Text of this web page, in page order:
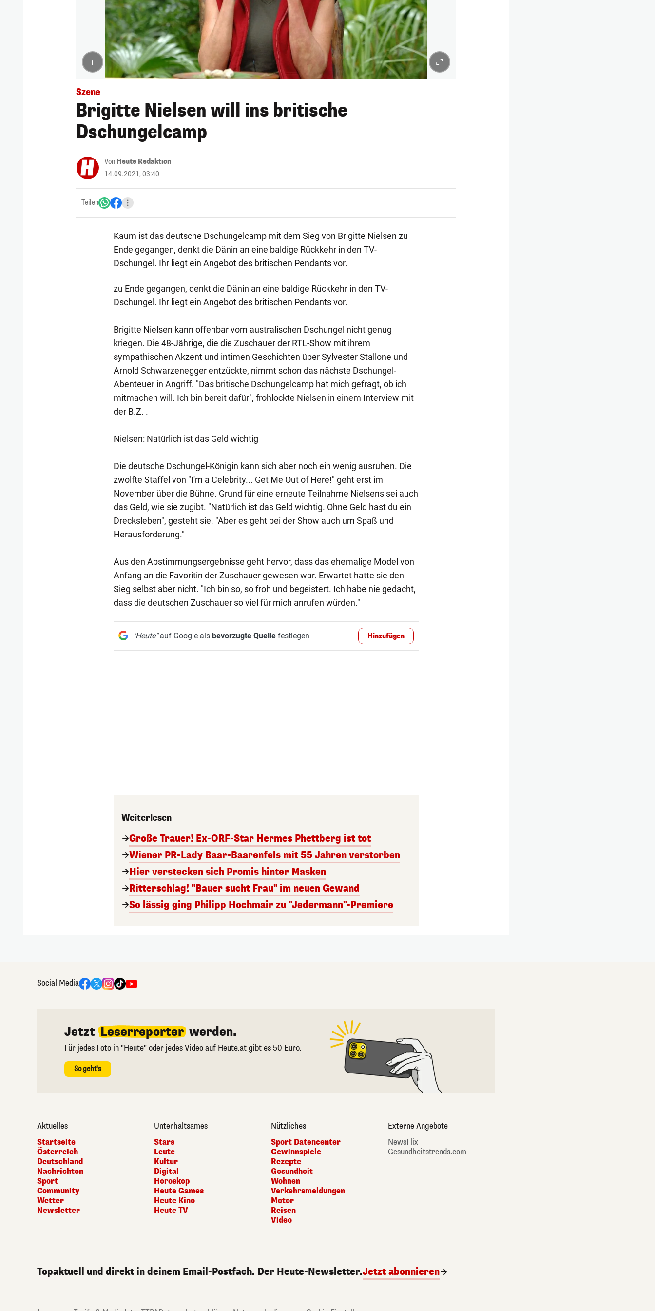
i
Szene
Brigitte Nielsen will ins britische
Dschungelcamp
Von Heute Redaktion
14.09.2021, 03:40
Teilen
Kaum ist das deutsche Dschungelcamp mit dem Sieg von Brigitte Nielsen zu
Ende gegangen, denkt die Dänin an eine baldige Rückkehr in den TV-
Dschungel. Ihr liegt ein Angebot des britischen Pendants vor.
zu Ende gegangen, denkt die Dänin an eine baldige Rückkehr in den TV-
Dschungel. Ihr liegt ein Angebot des britischen Pendants vor.
Brigitte Nielsen kann offenbar vom australischen Dschungel nicht genug
kriegen. Die 48-Jährige, die die Zuschauer der RTL-Show mit ihrem
sympathischen Akzent und intimen Geschichten über Sylvester Stallone und
Arnold Schwarzenegger entzückte, nimmt schon das nächste Dschungel-
Abenteuer in Angriff. "Das britische Dschungelcamp hat mich gefragt, ob ich
mitmachen will. Ich bin bereit dafür", frohlockte Nielsen in einem Interview mit
der B.Z. .
Nielsen: Natürlich ist das Geld wichtig
Die deutsche Dschungel-Königin kann sich aber noch ein wenig ausruhen. Die
zwölfte Staffel von "I'm a Celebrity... Get Me Out of Here!" geht erst im
November über die Bühne. Grund für eine erneute Teilnahme Nielsens sei auch
das Geld, wie sie zugibt. "Natürlich ist das Geld wichtig. Ohne Geld hast du ein
Drecksleben", gesteht sie. "Aber es geht bei der Show auch um Spaß und
Herausforderung."
Aus den Abstimmungsergebnisse geht hervor, dass das ehemalige Model von
Anfang an die Favoritin der Zuschauer gewesen war. Erwartet hatte sie den
Sieg selbst aber nicht. "Ich bin so, so froh und begeistert. Ich habe nie gedacht,
dass die deutschen Zuschauer so viel für mich anrufen würden."
"Heute"auf Google als bevorzugte Quellefestlegen Hinzufügen
Weiterlesen
Große Trauer! Ex-ORF-Star Hermes Phettberg ist tot
Wiener PR-Lady Baar-Baarenfels mit 55 Jahren verstorben
Hier verstecken sich Promis hinter Masken
Ritterschlag! "Bauer sucht Frau" im neuen Gewand
So lässig ging Philipp Hochmair zu "Jedermann"-Premiere
Social Media
Jetzt Leserreporter werden.
Für jedes Foto in "Heute" oder jedes Video auf Heute.at gibt es 50 Euro.
So geht's
Aktuelles
Startseite
Österreich
Deutschland
Nachrichten
Sport
Community
Wetter
Newsletter
Unterhaltsames
Stars
Leute
Kultur
Digital
Horoskop
Heute Games
Heute Kino
Heute TV
Nützliches
Sport Datencenter
Gewinnspiele
Rezepte
Gesundheit
Wohnen
Verkehrsmeldungen
Motor
Reisen
Video
Externe Angebote
NewsFlix
Gesundheitstrends.com
Topaktuell und direkt in deinem Email-Postfach. Der Heute-Newsletter.Jetzt abonnieren